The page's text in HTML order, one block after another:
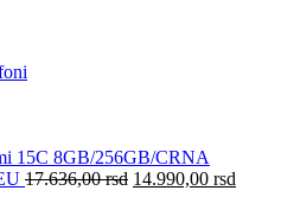
15C 8GB/256GB/CRNA
17.636,00rsd 14.990,00 rsd